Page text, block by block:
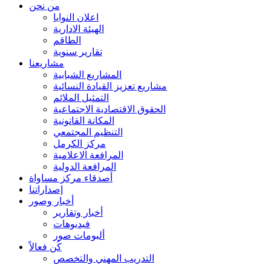
من نحن
اعلان النوايا
الهيئة الادارية
الطاقم
تقارير سنوية
مشاريعنا
المشاريع الشبابية
مشاريع تعزيز القيادة النسائية
التمثيل الملائم
الحقوق الاقتصادية الاجتماعية
المكانة القانونية
التنظيم المجتمعي
مركز الكرمل
المرافعة الاعلامية
المرافعة الدولية
أصدقاء مركز مساواة
إصداراتنا
أخبار وصور
أخبار وتقارير
فيديوهات
ألبومات صور
كُن فعالاً
التدريب المهني والتخصص